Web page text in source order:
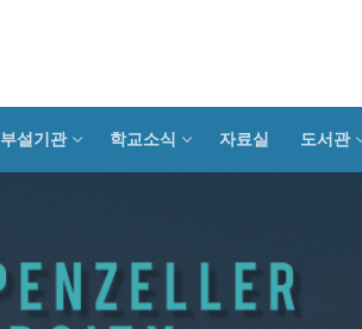
부설기관 학교소식 자료실 도서관